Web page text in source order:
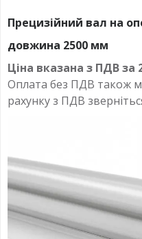
Прецизійний вал на
довжина 2500 мм
Ціна вказана з ПДВ за
Оплата без ПДВ також
рахунку з ПДВ